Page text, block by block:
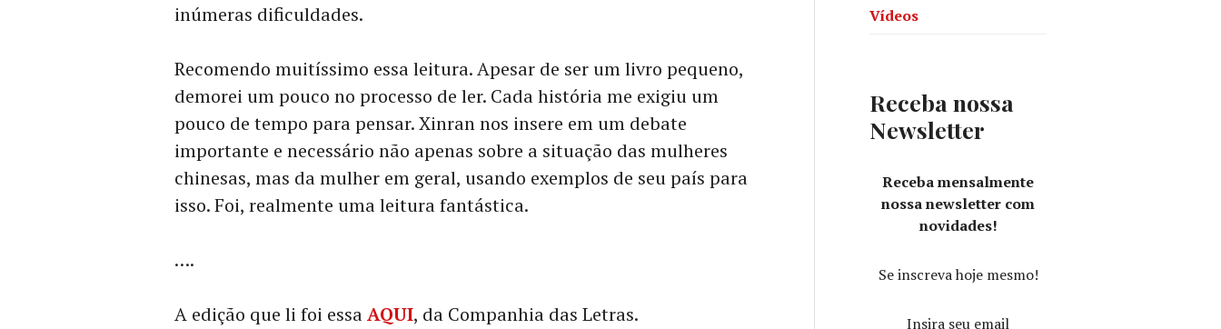
inúmeras dificuldades.
Recomendo muitíssimo essa leitura. Apesar de ser um livro pequeno,
demorei um pouco no processo de ler. Cada história me exigiu um
pouco de tempo para pensar. Xinran nos insere em um debate
importante e necessário não apenas sobre a situação das mulheres
chinesas, mas da mulher em geral, usando exemplos de seu país para
isso. Foi, realmente uma leitura fantástica.
….
A edição que li foi essaAQUI, da Companhia das Letras.
Vídeos
Receba nossa
Newsletter
Receba mensalmente
nossa newsletter com
novidades!
Se inscreva hoje mesmo!
Insira seu email